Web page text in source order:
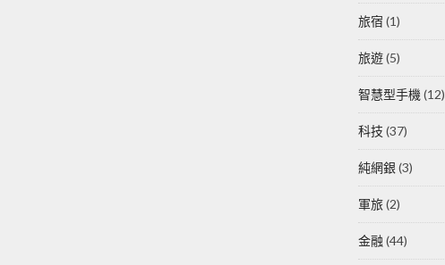
旅宿 (1)
旅遊(5)
智慧型手機 (12)
科技 (37)
純網銀 (3)
軍旅(2)
金融 (44)